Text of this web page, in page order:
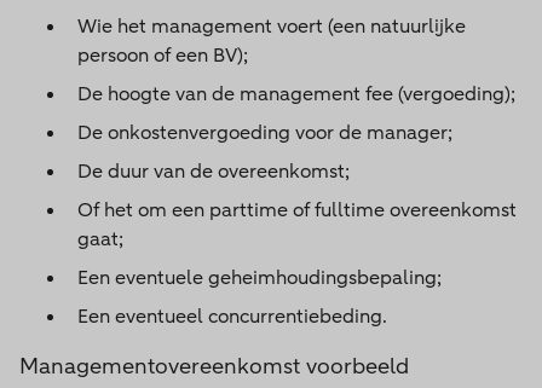
Wie het management voert (een natuurlijke
persoon of een BV);
De hoogte van de management fee (vergoeding);
De onkostenvergoeding voor de manager;
De duur van de overeenkomst;
Of het om een parttime of fulltime overeenkomst
gaat;
Een eventuele geheimhoudingsbepaling;
Een eventueel concurrentiebeding.
Managementovereenkomst voorbeeld